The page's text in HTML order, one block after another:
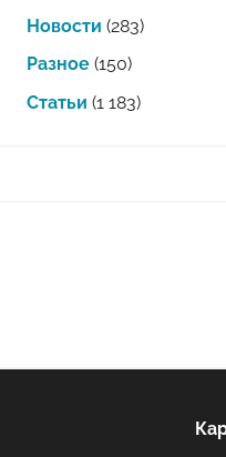
Новости (283)
Разное (150)
Статьи (1 183)